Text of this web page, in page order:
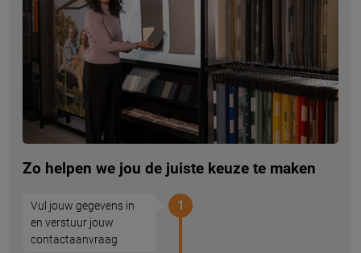
Zo helpen we jou de juiste keuze te maken
Vul jouw gegevens in
en verstuur jouw
contactaanvraag
1